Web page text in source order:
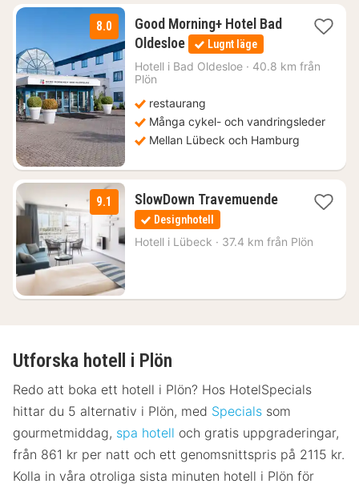
8.0
Good Morning+ Hotel Bad
Oldesloe1
natt
från
Lugnt läge
Hotell i Bad Oldesloe · 40.8 km från
Plön
restaurang
Många cykel- och vandringsleder
Mellan Lübeck och Hamburg
9.1 SlowDown Travemuende1
1765
Designhotell
Hotell i Lübeck · 37.4 km från Plön
Utforska hotell i Plön
Redo att boka ett hotell i Plön? Hos HotelSpecials
hittar du 5 alternativ i Plön, med Specials som
gourmetmiddag, spa hotell och gratis uppgraderingar,
från 861 kr per natt och ett genomsnittspris på 2115 kr.
Kolla in våra otroliga sista minuten hotell i Plön för